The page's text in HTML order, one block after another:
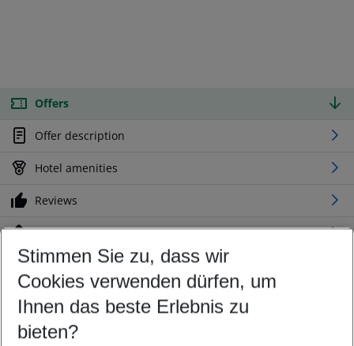
Offers
Offer description
Hotel amenities
Reviews
Location
Customize your offer
Find the perfect deal which suits your best
Your departure airport
Any airport
Stimmen Sie zu, dass wir
Cookies verwenden dürfen, um
Ihnen das beste Erlebnis zu
bieten?